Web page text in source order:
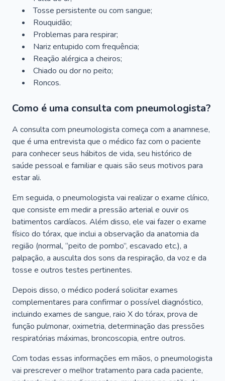
Tosse persistente ou com sangue;
Rouquidão;
Problemas para respirar;
Nariz entupido com frequência;
Reação alérgica a cheiros;
Chiado ou dor no peito;
Roncos.
Como é uma consulta com pneumologista?
A consulta com pneumologista começa com a anamnese,
que é uma entrevista que o médico faz com o paciente
para conhecer seus hábitos de vida, seu histórico de
saúde pessoal e familiar e quais são seus motivos para
estar ali.
Em seguida, o pneumologista vai realizar o exame clínico,
que consiste em medir a pressão arterial e ouvir os
batimentos cardíacos. Além disso, ele vai fazer o exame
físico do tórax, que inclui a observação da anatomia da
região (normal, “peito de pombo”, escavado etc.), a
palpação, a ausculta dos sons da respiração, da voz e da
tosse e outros testes pertinentes.
Depois disso, o médico poderá solicitar exames
complementares para confirmar o possível diagnóstico,
incluindo exames de sangue, raio X do tórax, prova de
função pulmonar, oximetria, determinação das pressões
respiratórias máximas, broncoscopia, entre outros.
Com todas essas informações em mãos, o pneumologista
vai prescrever o melhor tratamento para cada paciente,